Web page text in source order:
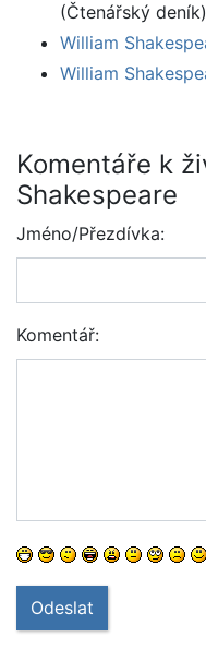
(Čtenářský deník)
William
William
Komentáře k
Shakespeare
Jméno/Přezdívka:
Komentář:
Odeslat